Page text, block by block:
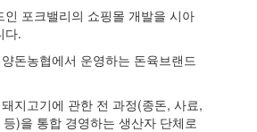
인 포크밸리의 쇼핑몰 개발을 시아
다.
돈농협에서 운영하는 돈육브랜드
지고기에 관한 전 과정(종돈, 사료,
)을 통합 경영하는 생산자 단체로